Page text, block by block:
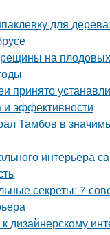
для
на
принято
и эффективности
Тамбов в
интерьера
секреты: 7
дизайнерскому